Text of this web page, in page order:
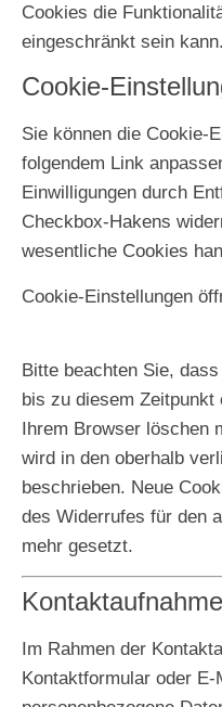
Cookies die
eingeschränkt sein kann.
Cookie-
Sie können die Cookie-
folgendem Link
Einwilligungen durch
Checkbox-Hakens
wesentliche Cookies
Cookie-Einstellungen
Bitte beachten Sie,
bis zu diesem
Ihrem Browser löschen
wird in den oberhalb
beschrieben. Neue
des Widerrufes für den
mehr gesetzt.
Kontaktaufnahme
Im Rahmen der
Kontaktformular oder E-